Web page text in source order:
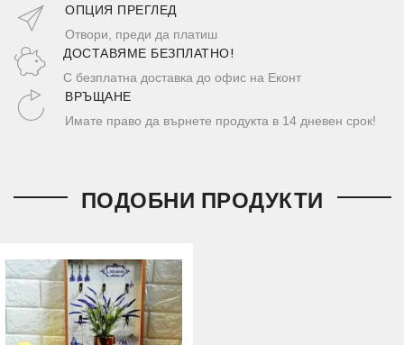
ОПЦИЯ ПРЕГЛЕД
Отвори, преди да платиш
ДОСТАВЯМЕ БЕЗПЛАТНО!
С безплатна доставка до офис на Еконт
ВРЪЩАНЕ
Имате право да върнете продукта в 14 дневен срок!
ПОДОБНИ ПРОДУКТИ